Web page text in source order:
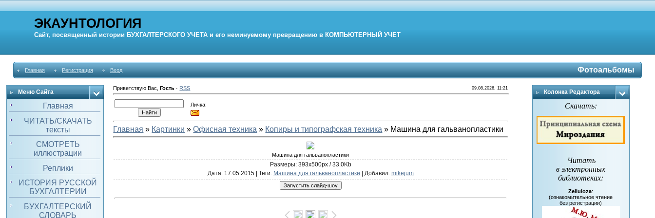
ЭКАУНТОЛОГИЯ
Сайт, посвященный истории БУХГАЛТЕРСКОГО УЧЕТА и его неминуемому превращению в КОМПЬЮТЕРНЫЙ УЧЕТ
Главная Регистрация Вход Фотоальбомы
Меню Сайта
Главная
ЧИТАТЬ/СКАЧАТЬ
тексты
СМОТРЕТЬ
иллюстрации
Реплики
ИСТОРИЯ РУССКОЙ
БУХГАЛТЕРИИ
БУХГАЛТЕРСКИЙ
СЛОВАРЬ
Приветствую Вас ,Гость · RSS 09.08.2026, 11:21
Личка:
Главная » Картинки »Офисная техника » Копиры и типографская техника » Машина для гальванопластики
Машина для гальванопластики
Размеры: 393x500px / 33.0Kb
Дата: 17.05.2015 | Теги: Машина для гальванопластики Добавил: mikejum
Колонка Редактора
Скачать:
Читать
в электронных
библиотеках:
Zelluloza:
(ознакомительное чтение
без регистрации)